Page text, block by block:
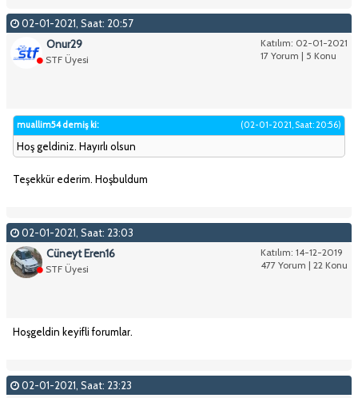
02-01-2021, Saat: 20:57
Katılım: 02-01-2021
17 Yorum | 5 Konu
Onur29
STF Üyesi
(02-01-2021, Saat: 20:56)
muallim54 demiş ki:
Hoş geldiniz. Hayırlı olsun
Teşekkür ederim. Hoşbuldum
02-01-2021, Saat: 23:03
Katılım: 14-12-2019
477 Yorum | 22 Konu
Cüneyt Eren16
STF Üyesi
Hoşgeldin keyifli forumlar.
02-01-2021, Saat: 23:23